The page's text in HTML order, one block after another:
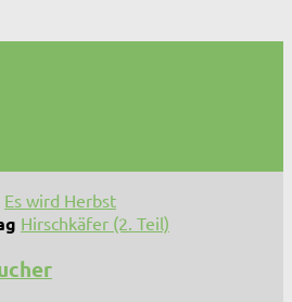
Es wird Herbst
Hirschkäfer (2. Teil)